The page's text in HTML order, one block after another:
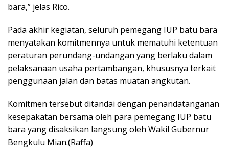
bara,” jelas Rico.
Pada akhir kegiatan, seluruh pemegang IUP batu bara
menyatakan komitmennya untuk mematuhi ketentuan
peraturan perundang-undangan yang berlaku dalam
pelaksanaan usaha pertambangan, khususnya terkait
penggunaan jalan dan batas muatan angkutan.
Komitmen tersebut ditandai dengan penandatanganan
kesepakatan bersama oleh para pemegang IUP batu
bara yang disaksikan langsung oleh Wakil Gubernur
Bengkulu Mian.(Raffa)